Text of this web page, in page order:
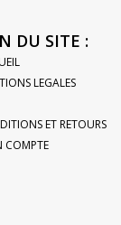
DU SITE :
LEGALES
ET RETOURS
COMPTE